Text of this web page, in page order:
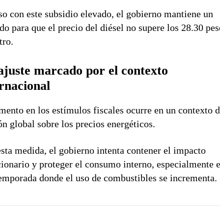
con este subsidio elevado, el gobierno mantiene un
para que el precio del diésel no supere los 28.30
marcado por el contexto
en los estímulos fiscales ocurre en un contexto
global sobre los precios energéticos.
medida, el gobierno intenta contener el impacto
y proteger el consumo interno, especialmente
donde el uso de combustibles se incrementa.